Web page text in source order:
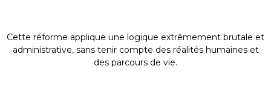
Cette réforme applique une logique extrêmement brutale et
administrative, sans tenir compte des réalités humaines et
des parcours de vie.